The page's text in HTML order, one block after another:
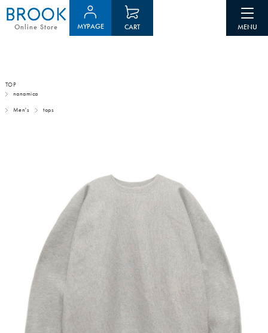
Online Store MYPAGE CART
TOP
nanamica
Men's tops